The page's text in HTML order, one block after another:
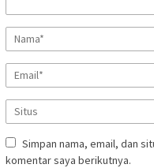
Simpan nama, email, dan
komentar saya berikutnya.